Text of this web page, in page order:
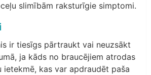
slimībām raksturīgie simptomi.
ir tiesīgs pārtraukt vai neuzsākt
ja kāds no braucējiem atrodas
ietekmē, kas var apdraudēt paša